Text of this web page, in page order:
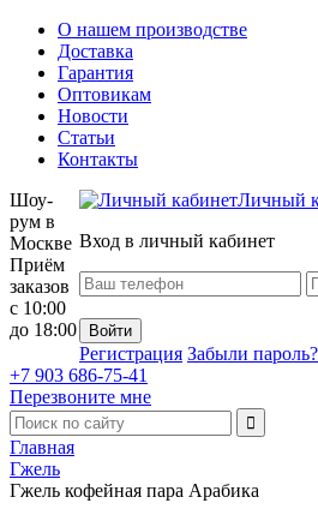
О нашем производстве
Доставка
Гарантия
Оптовикам
Новости
Статьи
Контакты
Личный
Вход в личный кабинет
Регистрация Забыли пароль?
Шоу-
рум в
Москве
Приём
заказов
с 10:00
до 18:00
+7 903 686-75-41
Перезвоните мне
Главная
Гжель
Гжель кофейная пара Арабика